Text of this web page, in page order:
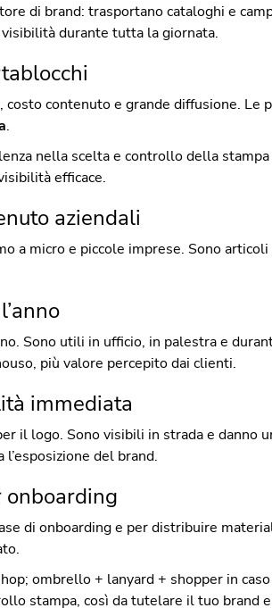
di brand: trasportano cataloghi e
durante tutta la giornata.
contenuto e grande diffusione. Le
.
nella scelta e controllo della
efficace.
aziendali
a micro e piccole imprese. Sono
Sono utili in ufficio, in palestra e
più valore percepito dai clienti.
immediata
il logo. Sono visibili in strada e danno
del brand.
onboarding
di onboarding e per distribuire
ombrello + lanyard + shopper in
stampa, così da tutelare il tuo brand